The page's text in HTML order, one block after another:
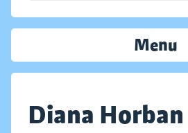
Menu
Diana Horban